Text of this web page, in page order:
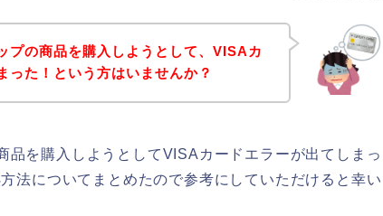
プの商品を購入しようとして、VISAカ
った！という方はいませんか？
品を購入しようとしてVISAカードエラーが出てしまっ
法についてまとめたので参考にしていただけると幸い